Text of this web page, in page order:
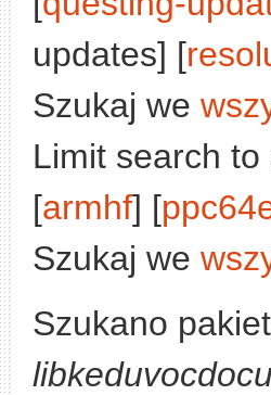
updates] [
Szukaj we
Limit search
[armhf] [
Szukaj we
Szukano